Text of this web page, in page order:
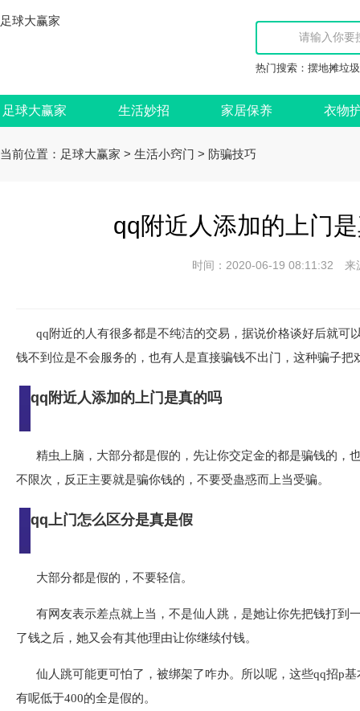
足球大赢家
热门搜索： 摆地摊垃
足球大赢家 生活妙招 家居保养 衣物
当前位置： 足球大赢家 > 生活小窍门 > 防骗技巧
qq附近人添加的上门
时间：2020-06-19 08:11:32
qq附近的人有很多都是不纯洁的交易，据说价格谈好后就可
钱不到位是不会服务的，也有人是直接骗钱不出门，这种骗子把
qq附近人添加的上门是真的吗
精虫上脑，大部分都是假的，先让你交定金的都是骗钱的，
不限次，反正主要就是骗你钱的，不要受蛊惑而上当受骗。
qq上门怎么区分是真是假
大部分都是假的，不要轻信。
有网友表示差点就上当，不是仙人跳，是她让你先把钱打到
了钱之后，她又会有其他理由让你继续付钱。
仙人跳可能更可怕了，被绑架了咋办。所以呢，这些qq招p
有呢低于400的全是假的。